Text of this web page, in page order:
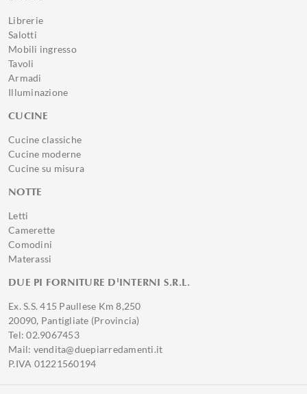
Librerie
Salotti
Mobili ingresso
Tavoli
Armadi
Illuminazione
CUCINE
Cucine classiche
Cucine moderne
Cucine su misura
NOTTE
Letti
Camerette
Comodini
Materassi
DUE PI FORNITURE D'INTERNI S.R.L.
Ex. S.S. 415 Paullese Km 8,250
20090, Pantigliate (Provincia)
Tel: 02.9067453
Mail: vendita@duepiarredamenti.it
P.IVA 01221560194